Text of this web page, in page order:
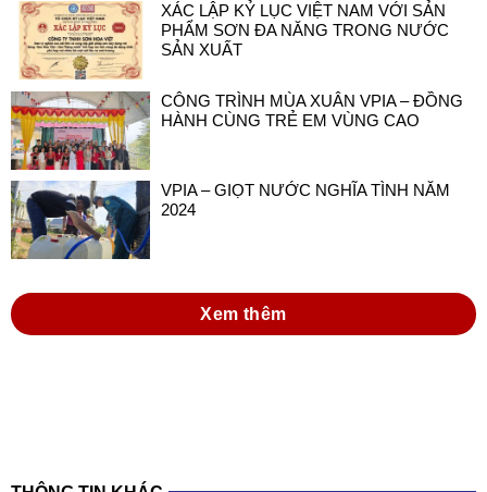
XÁC LẬP KỶ LỤC VIỆT NAM VỚI SẢN
PHẨM SƠN ĐA NĂNG TRONG NƯỚC
SẢN XUẤT
CÔNG TRÌNH MÙA XUÂN VPIA – ĐỒNG
HÀNH CÙNG TRẺ EM VÙNG CAO
VPIA – GIỌT NƯỚC NGHĨA TÌNH NĂM
2024
Xem thêm